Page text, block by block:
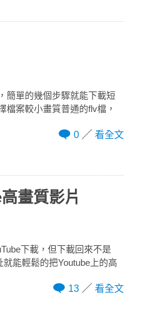
簡單的幾個步驟就能下載短
檔案較小畫質普通的flv檔，
0
看全文
畫質影片
下載，但下載回來不是
能輕鬆的把Youtube上的高
13
看全文